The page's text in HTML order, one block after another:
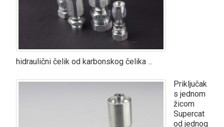
hidraulični čelik od karbonskog čelika ...
Priključak
s jednom
žicom
Supercat
od jednog